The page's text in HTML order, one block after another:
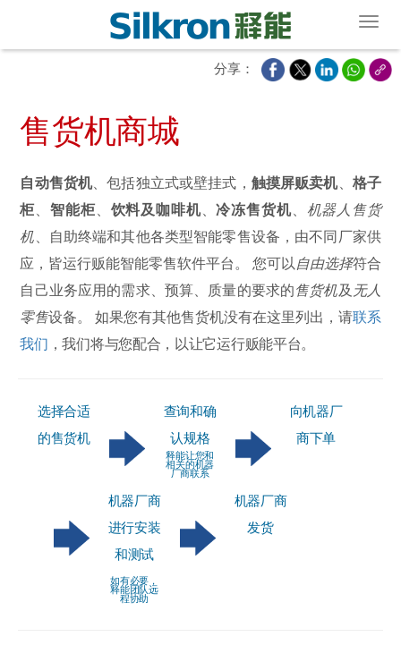
分享：
售货机商城
自动售货机、包括独立式或壁挂式， 触摸屏贩卖机、 格子
柜、智能柜、 饮料及咖啡机、冷冻售货机、 机器人售货
机、自助终端和其他各类型智能零售设备，由不同厂家供
应，皆运行贩能智能零售软件平台。 您可以自由选择符合
自己业务应用的需求、预算、质量的要求的售货机及 无人
零售设备。 如果您有其他售货机没有在这里列出，请联系
我们 ，我们将与您配合，以让它运行贩能平台。
选择合适
的售货机
查询和确
认规格
释能让您和
相关的机器
厂商联系
向机器厂
商下单
机器厂商
进行安装
和测试
如有必要，
释能团队远
程协助
机器厂商
发货